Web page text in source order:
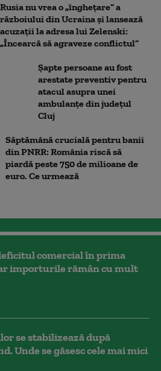
Rusia nu vrea o „înghețare” a
războiului din Ucraina și lansează
acuzații la adresa lui Zelenski:
„Încearcă să agraveze conflictul”
Șapte persoane au fost
arestate preventiv pentru
atacul asupra unei
ambulanțe din județul
Cluj
Săptămână crucială pentru banii
din PNRR: România riscă să
piardă peste 750 de milioane de
euro. Ce urmează
comercial în prima
importurile rămân cu mult
se stabilizează după
Unde se găsesc cele mai mici